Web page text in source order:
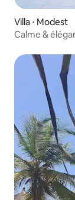
Villa ⋅ Modest
Calme &